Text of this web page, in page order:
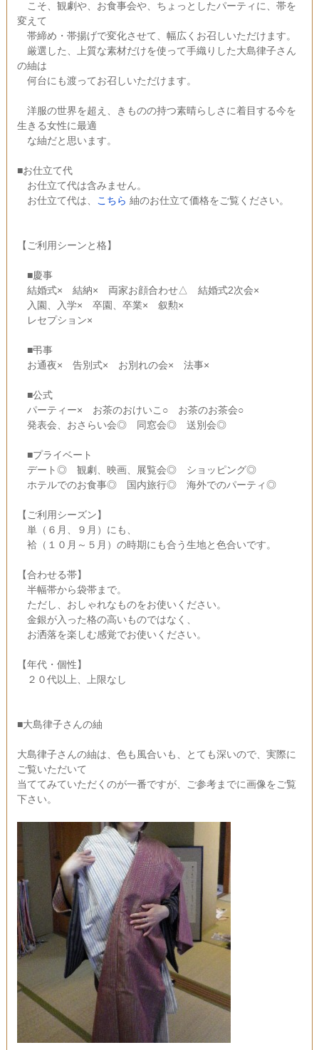
こそ、観劇や、お食事会や、ちょっとしたパーティに、帯を
変えて
帯締め・帯揚げで変化させて、幅広くお召しいただけます。
厳選した、上質な素材だけを使って手織りした大島律子さん
の紬は
何台にも渡ってお召しいただけます。
洋服の世界を超え、きものの持つ素晴らしさに着目する今を
生きる女性に最適
な紬だと思います。
■お仕立て代
お仕立て代は含みません。
お仕立て代は、
こちら 紬のお仕立て価格をご覧ください。
【ご利用シーンと格】
■慶事
結婚式× 結納× 両家お顔合わせ△ 結婚式2次会×
入園、入学× 卒園、卒業× 叙勲×
レセプション×
■弔事
お通夜× 告別式× お別れの会× 法事×
■公式
パーティー× お茶のおけいこ○ お茶のお茶会○
発表会、おさらい会◎ 同窓会◎ 送別会◎
■プライベート
デート◎ 観劇、映画、展覧会◎ ショッピング◎
ホテルでのお食事◎ 国内旅行◎ 海外でのパーティ◎
【ご利用シーズン】
単（６月、９月）にも、
袷（１０月～５月）の時期にも合う生地と色合いです。
【合わせる帯】
半幅帯から袋帯まで。
ただし、おしゃれなものをお使いください。
金銀が入った格の高いものではなく、
お洒落を楽しむ感覚でお使いください。
【年代・個性】
２０代以上、上限なし
■大島律子さんの紬
大島律子さんの紬は、色も風合いも、とても深いので、実際に
ご覧いただいて
当ててみていただくのが一番ですが、ご参考までに画像をご覧
下さい。